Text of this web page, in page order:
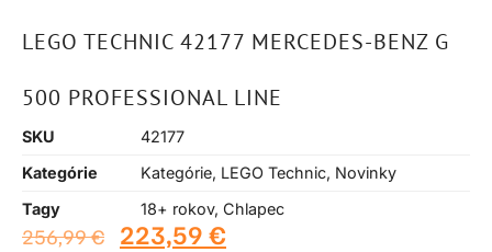
LEGO TECHNIC 42177 MERCEDES-BENZ G
500 PROFESSIONAL LINE
SKU
42177
Kategórie
Kategórie, LEGO Technic, Novinky
Tagy
18+ rokov, Chlapec
256,99€ 223,59 €